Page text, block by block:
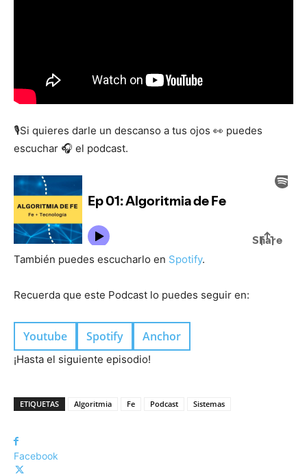
🎙️Si quieres darle un descanso a tus ojos 👀 puedes
escuchar 🎧 el podcast.
También puedes escucharlo en Spotify.
Recuerda que este Podcast lo puedes seguir en:
Youtube Spotify Anchor
¡Hasta el siguiente episodio!
ETIQUETAS Algoritmia Fe Podcast Sistemas
Facebook